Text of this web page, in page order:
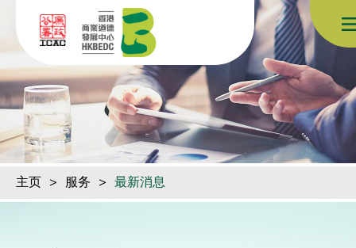
跳到内容（按回车键）
主页 > 服务 > 最新消息